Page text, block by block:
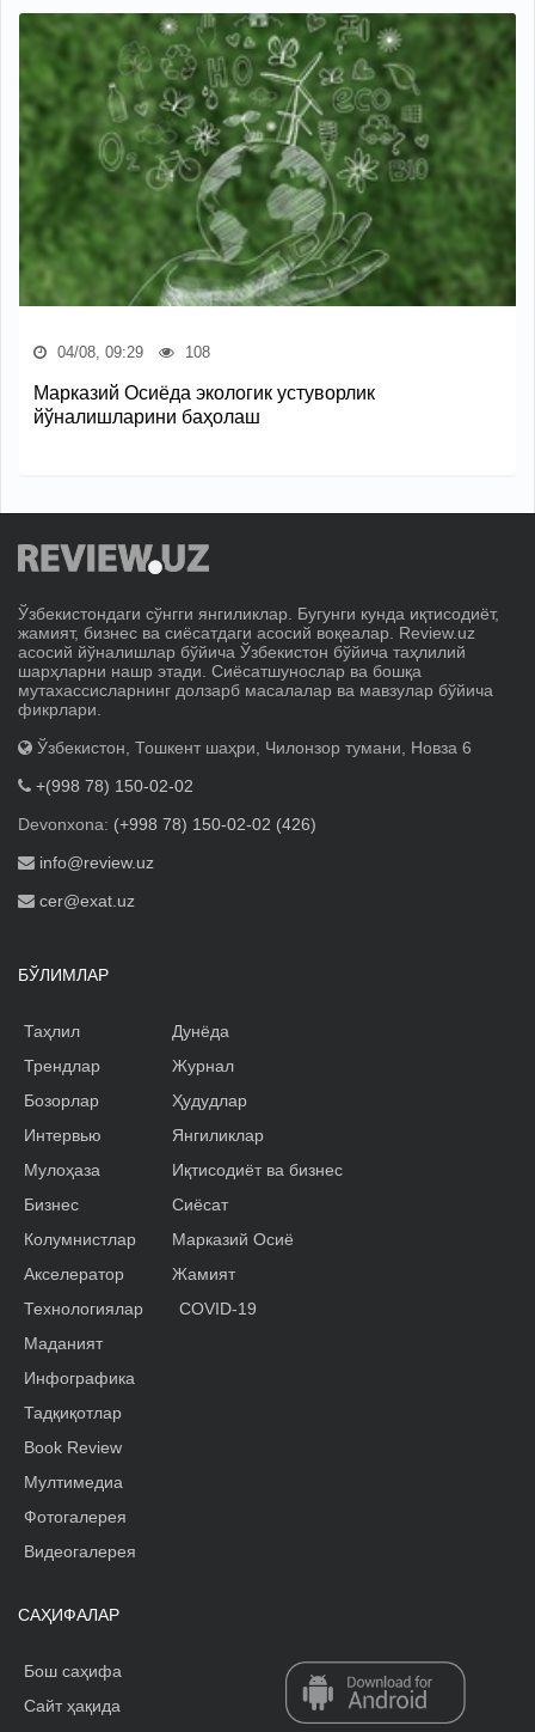
04/08, 09:29 108
Марказий Осиёда экологик устуворлик
йўналишларини баҳолаш
Ўзбекистондаги сўнгги янгиликлар. Бугунги кунда иқтисодиёт,
жамият, бизнес ва сиёсатдаги асосий воқеалар. Review.uz
асосий йўналишлар бўйича Ўзбекистон бўйича таҳлилий
шарҳларни нашр этади. Сиёсатшунослар ва бошқа
мутахассисларнинг долзарб масалалар ва мавзулар бўйича
фикрлари.
Ўзбекистон, Тошкент шаҳри, Чилонзор тумани, Новза 6
+(998 78) 150-02-02
Devonxona: (+998 78) 150-02-02 (426)
info@review.uz
cer@exat.uz
БЎЛИМЛАР
Таҳлил
Трендлар
Бозорлар
Интервью
Мулоҳаза
Бизнес
Колумнистлар
Акселератор
Дунёда
Журнал
Ҳудудлар
Янгиликлар
Иқтисодиёт ва бизнес
Сиёсат
Марказий Осиё
Жамият
Технологиялар
Маданият
Инфографика
Тадқиқотлар
Book Review
Мултимедиа
Фотогалерея
Видеогалерея
COVID-19
САҲИФАЛАР
Бош саҳифа
Сайт ҳақида